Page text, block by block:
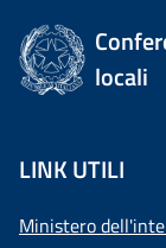
locali
LINK UTILI
Ministero